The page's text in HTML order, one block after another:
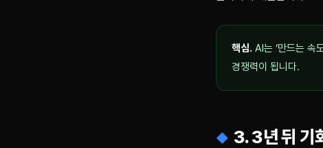
핵심. AI는 ‘만드는 속
경쟁력이 됩니다.
3. 3년 뒤 기